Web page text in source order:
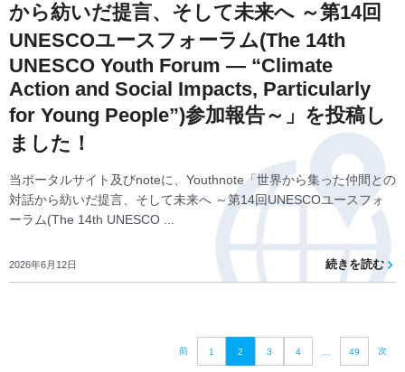
から紡いだ提言、そして未来へ ～第14回
UNESCOユースフォーラム(The 14th
UNESCO Youth Forum — “Climate
Action and Social Impacts, Particularly
for Young People”)参加報告～」を投稿し
ました！
当ポータルサイト及びnoteに、Youthnote「世界から集った仲間との
対話から紡いだ提言、そして未来へ ～第14回UNESCOユースフォ
ーラム(The 14th UNESCO ...
2026年6月12日 続きを読む
前 1 2 3 4 49 次